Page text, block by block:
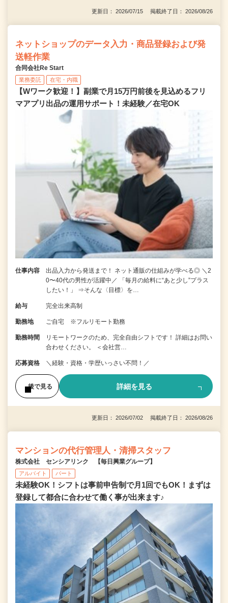
更新日： 2026/07/15 掲載終了日： 2026/08/26
ネットショップのデータ入力・商品登録および発
送軽作業
合同会社Re Start
業務委託 在宅・内職
【Wワーク歓迎！】副業で月15万円前後を見込めるフリ
マアプリ出品の運用サポート！未経験／在宅OK
仕事内容
出品入力から発送まで！ ネット通販の仕組みが学べる◎ ＼2
0〜40代の男性が活躍中／ 「毎月の給料に“あと少し”プラス
したい！」 ⇒そんな〈目標〉を…
給与 完全出来高制
勤務地 ご自宅 ※フルリモート勤務
勤務時間
リモートワークのため、完全自由シフトです！ 詳細はお問い
合わせください。 ＜会社営…
応募資格 ＼経験・資格・学歴いっさい不問！／
後で見る 詳細を見る
更新日： 2026/07/02 掲載終了日： 2026/08/26
マンションの代行管理人・清掃スタッフ
株式会社 センシアリンク 【毎日興業グループ】
アルバイト パート
未経験OK！シフトは事前申告制で月1回でもOK！まずは
登録して都合に合わせて働く事が出来ます♪